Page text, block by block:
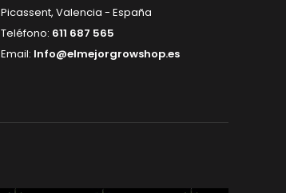
Picassent, Valencia - España
Teléfono: 611 687 565
Email: Info@elmejorgrowshop.es